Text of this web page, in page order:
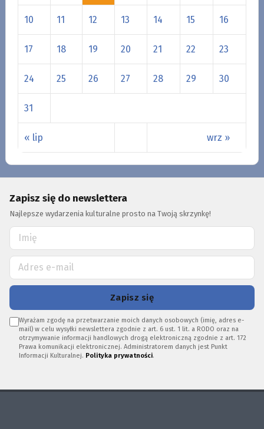
« lip wrz »
10 11 12 13 14 15 16
17 18 19 20 21 22 23
24 25 26 27 28 29 30
31
Zapisz się do newslettera
Najlepsze wydarzenia kulturalne prosto na Twoją skrzynkę!
Zapisz się
Wyrażam zgodę na przetwarzanie moich danych osobowych (imię, adres e-
mail) w celu wysyłki newslettera zgodnie z art. 6 ust. 1 lit. a RODO oraz na
otrzymywanie informacji handlowych drogą elektroniczną zgodnie z art. 172
Prawa komunikacji elektronicznej. Administratorem danych jest Punkt
Informacji Kulturalnej. Polityka prywatności.